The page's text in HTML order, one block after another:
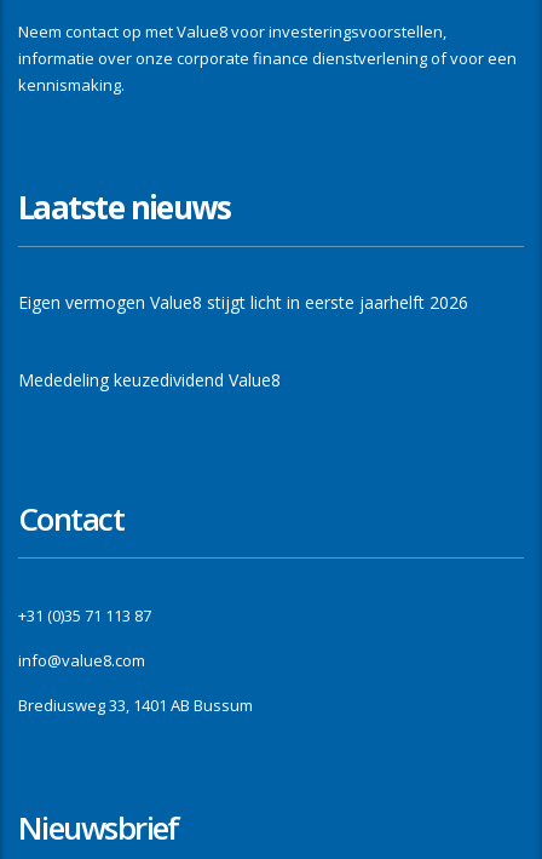
Neem contact op met Value8 voor investeringsvoorstellen,
informatie over onze corporate finance dienstverlening of voor een
kennismaking.
Laatste nieuws
Eigen vermogen Value8 stijgt licht in eerste jaarhelft 2026
Mededeling keuzedividend Value8
Contact
+31 (0)35 71 113 87
info@value8.com
Brediusweg 33, 1401 AB Bussum
Nieuwsbrief